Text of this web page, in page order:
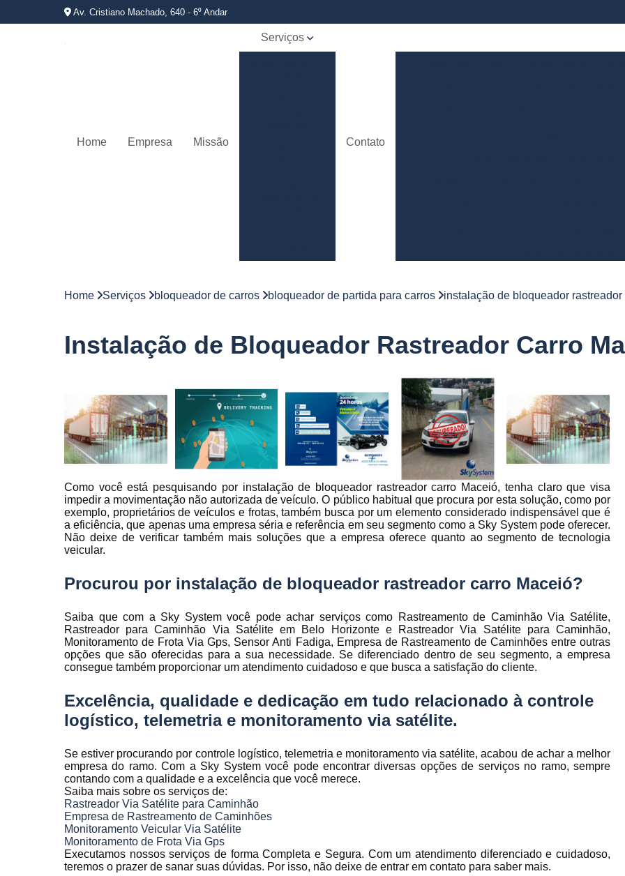
Av. Cristiano Machado, 640 - 6⁰ Andar
Home Empresa Missão
Serviços
Monitoramento
de frotas
veiculares
Rastreador
carro
Rastreadores
automotivos
Rastreadores
de caminhões
Rastreadores
de carros
Rastreamento
Rastreamento
de frota
Rastreamento
Sensores de
fadiga
gravação
veicular
rastreamentos
manutenção de
frota
Contato
Controle de Jornada Motorista
Controle de Abastecimento de
Controle de Frota
Controle de Frota
Controle de Frota de Caminhões
Controle de Manutenção de Frota de
Sistema de Fadiga
Empresa de
Empresa de Rastreadores de Veiculos
Empresa de Rastreamento de Moto
Empresa de Rastreamento por
Empresa
Gerenciamento de Frota Belo
Gerenciamento de Frota de Empresas
Gerenciamento
Gerenciamento de Frota
Gerenciamento de Frota Manutenção
Gerenciamento de Frota para
Empresa de Gestão de Frota de Veículos
Gestão de Frota
Gestão de Frota
Gestão de Frota de Veículos
Home Serviços bloqueador de carros bloqueador de partida para carros instalação de bloqueador
Instalação de Bloqueador Rastreador Carro
Como você está pesquisando por instalação de bloqueador rastreador carro Maceió, tenha claro que visa
impedir a movimentação não autorizada de veículo. O público habitual que procura por esta solução, como por
exemplo, proprietários de veículos e frotas, também busca por um elemento considerado indispensável que é
a eficiência, que apenas uma empresa séria e referência em seu segmento como a Sky System pode oferecer.
Não deixe de verificar também mais soluções que a empresa oferece quanto ao segmento de tecnologia
veicular.
Procurou por instalação de bloqueador rastreador carro Maceió?
Saiba que com a Sky System você pode achar serviços como Rastreamento de Caminhão Via Satélite,
Rastreador para Caminhão Via Satélite em Belo Horizonte e Rastreador Via Satélite para Caminhão,
Monitoramento de Frota Via Gps, Sensor Anti Fadiga, Empresa de Rastreamento de Caminhões entre outras
opções que são oferecidas para a sua necessidade. Se diferenciado dentro de seu segmento, a empresa
consegue também proporcionar um atendimento cuidadoso e que busca a satisfação do cliente.
Excelência, qualidade e dedicação em tudo relacionado à controle
logístico, telemetria e monitoramento via satélite.
Se estiver procurando por controle logístico, telemetria e monitoramento via satélite, acabou de achar a melhor
empresa do ramo. Com a Sky System você pode encontrar diversas opções de serviços no ramo, sempre
contando com a qualidade e a excelência que você merece.
Saiba mais sobre os serviços de:
Rastreador Via Satélite para Caminhão
Empresa de Rastreamento de Caminhões
Monitoramento Veicular Via Satélite
Monitoramento de Frota Via Gps
Executamos nossos serviços de forma Completa e Segura. Com um atendimento diferenciado e cuidadoso,
teremos o prazer de sanar suas dúvidas. Por isso, não deixe de entrar em contato para saber mais.